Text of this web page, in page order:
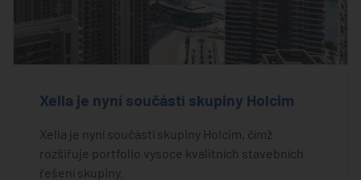
Xella je nyní součástí skupiny Holcim
Xella je nyní součástí skupiny Holcim, čímž
rozšiřuje portfolio vysoce kvalitních stavebních
řešení skupiny.